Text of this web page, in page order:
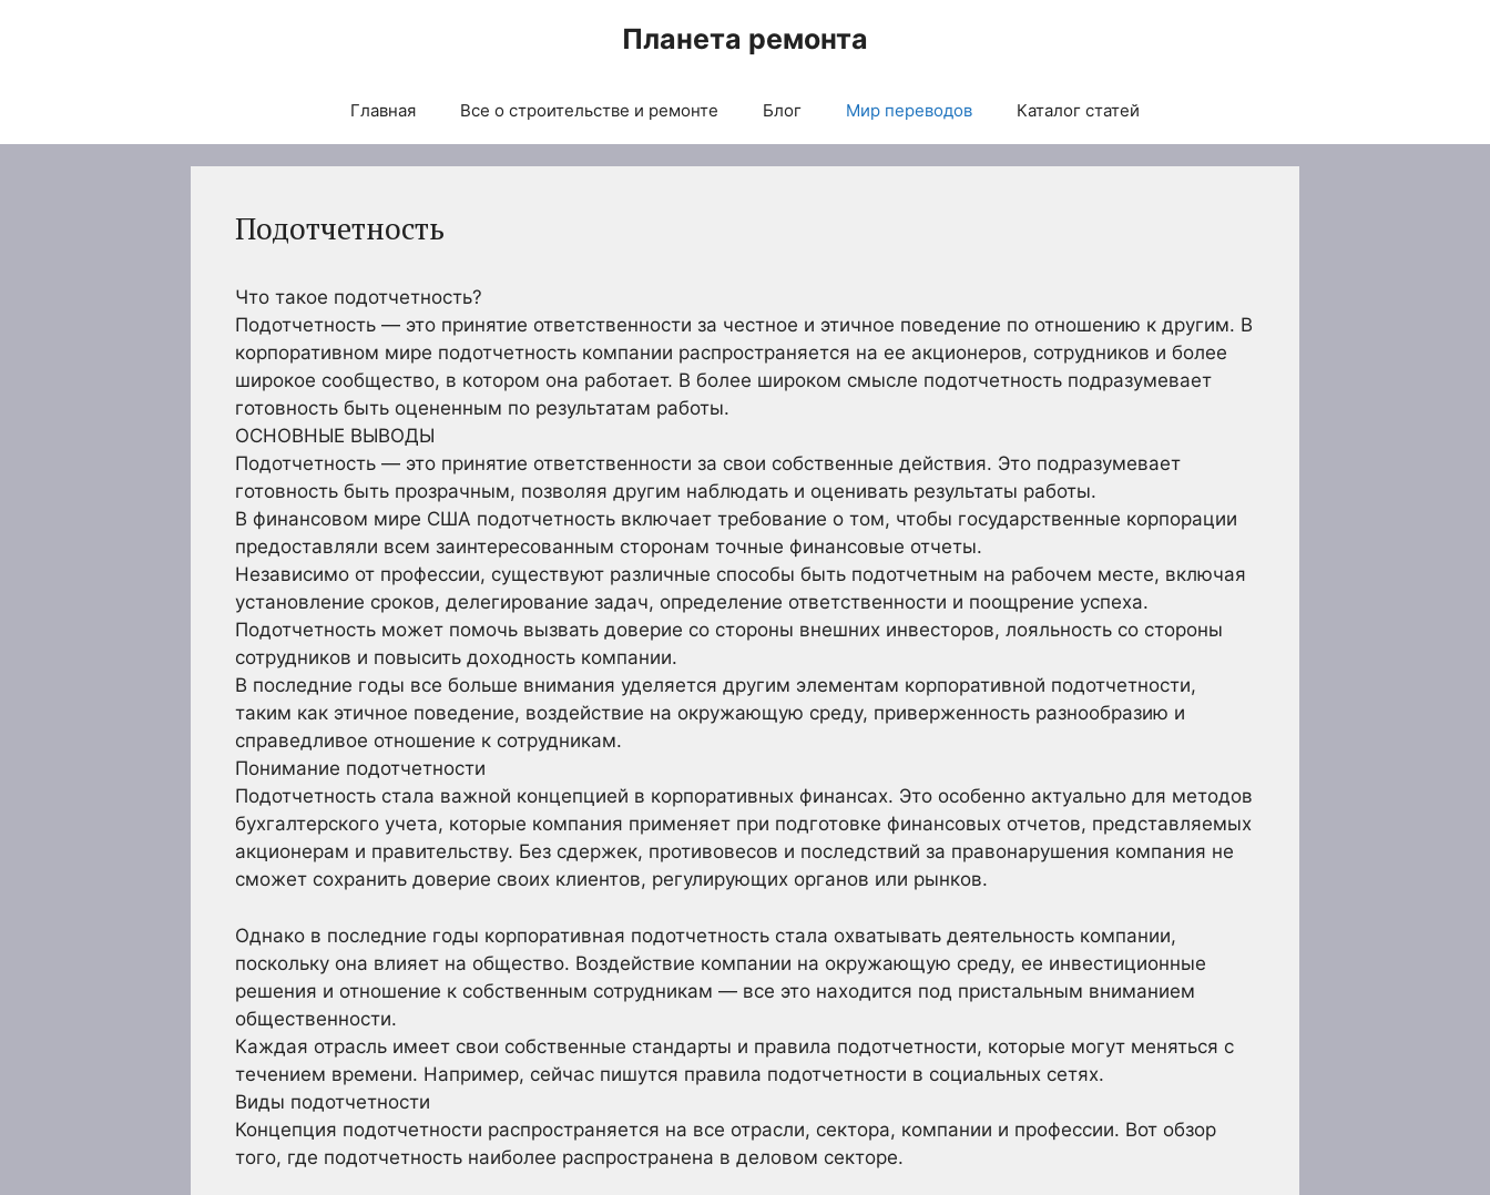
Планета ремонта
Главная Все о строительстве и ремонте Блог Мир переводов Каталог статей
Подотчетность
Что такое подотчетность?
Подотчетность — это принятие ответственности за честное и этичное поведение по отношению к другим. В
корпоративном мире подотчетность компании распространяется на ее акционеров, сотрудников и более
широкое сообщество, в котором она работает. В более широком смысле подотчетность подразумевает
готовность быть оцененным по результатам работы.
ОСНОВНЫЕ ВЫВОДЫ
Подотчетность — это принятие ответственности за свои собственные действия. Это подразумевает
готовность быть прозрачным, позволяя другим наблюдать и оценивать результаты работы.
В финансовом мире США подотчетность включает требование о том, чтобы государственные корпорации
предоставляли всем заинтересованным сторонам точные финансовые отчеты.
Независимо от профессии, существуют различные способы быть подотчетным на рабочем месте, включая
установление сроков, делегирование задач, определение ответственности и поощрение успеха.
Подотчетность может помочь вызвать доверие со стороны внешних инвесторов, лояльность со стороны
сотрудников и повысить доходность компании.
В последние годы все больше внимания уделяется другим элементам корпоративной подотчетности,
таким как этичное поведение, воздействие на окружающую среду, приверженность разнообразию и
справедливое отношение к сотрудникам.
Понимание подотчетности
Подотчетность стала важной концепцией в корпоративных финансах. Это особенно актуально для методов
бухгалтерского учета, которые компания применяет при подготовке финансовых отчетов, представляемых
акционерам и правительству. Без сдержек, противовесов и последствий за правонарушения компания не
сможет сохранить доверие своих клиентов, регулирующих органов или рынков.
Однако в последние годы корпоративная подотчетность стала охватывать деятельность компании,
поскольку она влияет на общество. Воздействие компании на окружающую среду, ее инвестиционные
решения и отношение к собственным сотрудникам — все это находится под пристальным вниманием
общественности.
Каждая отрасль имеет свои собственные стандарты и правила подотчетности, которые могут меняться с
течением времени. Например, сейчас пишутся правила подотчетности в социальных сетях.
Виды подотчетности
Концепция подотчетности распространяется на все отрасли, сектора, компании и профессии. Вот обзор
того, где подотчетность наиболее распространена в деловом секторе.